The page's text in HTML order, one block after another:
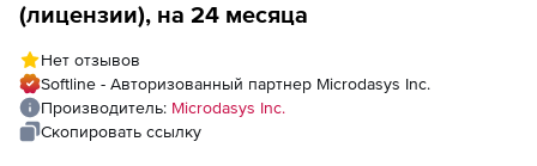
(лицензии), на 24 месяца
Нет отзывов
Softline - Авторизованный партнер Microdasys Inc.
Производитель: Microdasys Inc.
Скопировать ссылку